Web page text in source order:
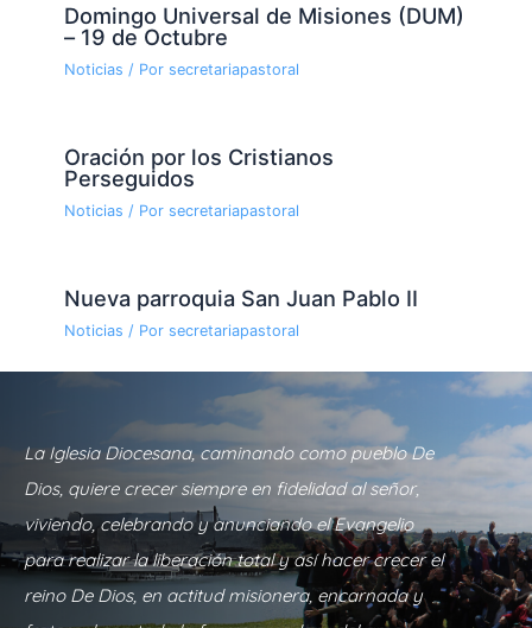
Domingo Universal de Misiones (DUM)
– 19 de Octubre
Noticias / Por secretariapastoral
Oración por los Cristianos
Perseguidos
Noticias / Por secretariapastoral
Nueva parroquia San Juan Pablo II
Noticias / Por secretariapastoral
La Iglesia Diocesana, caminando como pueblo De
Dios, quiere crecer siempre en fidelidad al señor,
viviendo, celebrando y anunciando el Evangelio
para realizar la liberación total y así hacer crecer el
reino De Dios, en actitud misionera, encarnada y